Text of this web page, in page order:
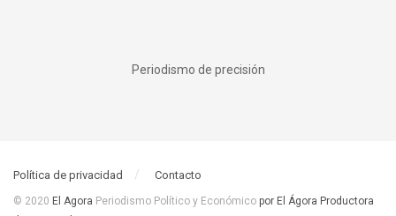
Periodismo de precisión
Política de privacidad Contacto
© 2020 El Agora Periodismo Político y Económico por El Ágora Productora